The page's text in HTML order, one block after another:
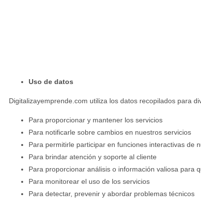
Uso de datos
Digitalizayemprende.com utiliza los datos recopilados para
Para proporcionar y mantener los servicios
Para notificarle sobre cambios en nuestros servicios
Para permitirle participar en funciones interactivas de
Para brindar atención y soporte al cliente
Para proporcionar análisis o información valiosa para
Para monitorear el uso de los servicios
Para detectar, prevenir y abordar problemas técnicos